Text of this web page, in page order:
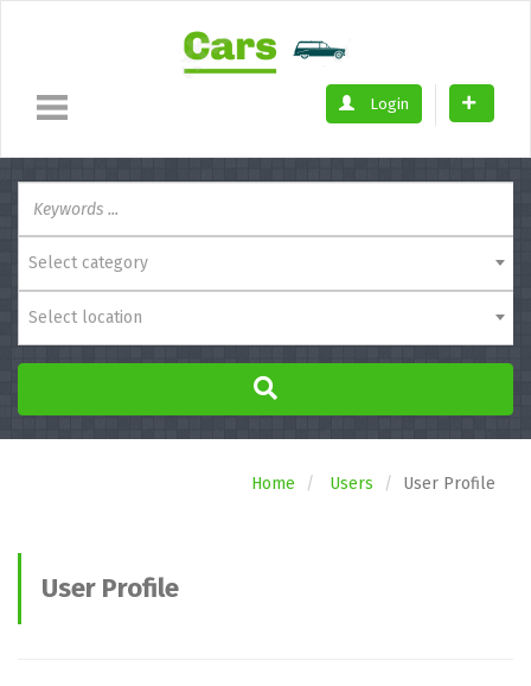
Login
Select category
Select location
Home Users User Profile
User Profile